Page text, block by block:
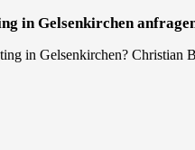
in Gelsenkirchen
in Gelsenkirchen?